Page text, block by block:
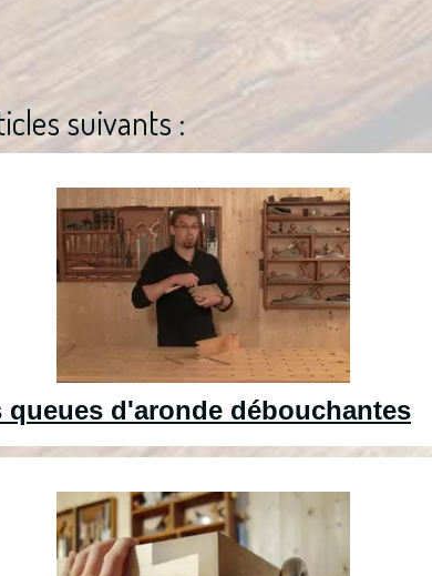
suivants :
queues d'aronde débouchantes